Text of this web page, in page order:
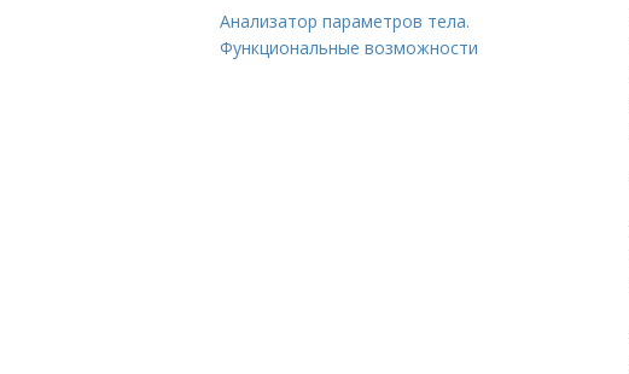
Анализатор параметров тела.
Функциональные возможности